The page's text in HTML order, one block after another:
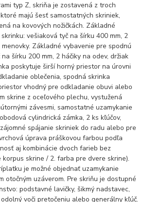
typ Z, skriňa je zostavená z troch
majú šesť samostatných skriniek,
na kovových nožičkách. Základné
vešiaková tyč na šírku 400 mm, 2
Základné vybavenie pre spodnú
šírku 200 mm, 2 háčiky na odev, držiak
poskytuje širší horný priestor na úrovni
oblečenia, spodná skrinka
vhodný pre odkladanie obuvi alebo
skrine z oceľového plechu, vystužená
závesmi, samostatné uzamykanie
cylindrická zámka, 2 ks kľúčov,
spájanie skriniek do radu alebo pre
úprava práškovou farbou podľa
aj kombinácie dvoch farieb bez
skrine / 2. farba pre dvere skrine).
je možné objednať uzamykanie
otočným uzáverom. Pre skriňu je dostupné
podstavné lavičky, šikmý nadstavec,
voči pretočeniu alebo generálny kľúč.